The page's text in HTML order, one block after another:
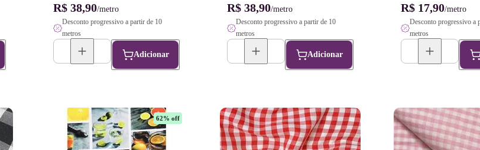
R$ 38,90/metro
Desconto progressivo a partir de 10
metros
Adicionar
R$ 38,90/metro
Desconto progressivo a partir de 10
metros
Adicionar
R$ 17,90/metro
Desconto progressivo a
metros
62% off